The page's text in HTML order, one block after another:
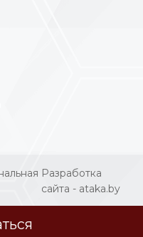
Разработка
сайта - ataka.by